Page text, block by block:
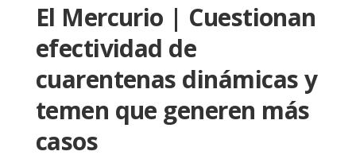
El Mercurio | Cuestionan
efectividad de
cuarentenas dinámicas y
temen que generen más
casos